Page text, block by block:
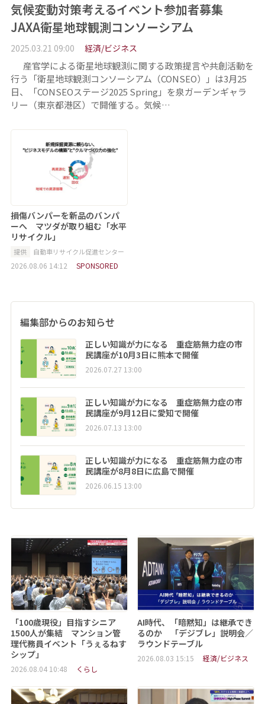
気候変動対策考えるイベント参加者募集
JAXA衛星地球観測コンソーシアム
2025.03.21 09:00 経済/ビジネス
産官学による衛星地球観測に関する政策提言や共創活動を
行う「衛星地球観測コンソーシアム（CONSEO）」は3月25
日、「CONSEOステージ2025 Spring」を泉ガーデンギャラ
リー（東京都港区）で開催する。気候…
損傷バンパーを新品のバンパ
ーへ マツダが取り組む「水平
リサイクル」
提供 自動車リサイクル促進センター
2026.08.06 14:12 SPONSORED
編集部からのお知らせ
正しい知識が力になる 重症筋無力症の市
民講座が10月3日に熊本で開催
2026.07.27 13:00
正しい知識が力になる 重症筋無力症の市
民講座が9月12日に愛知で開催
2026.07.13 13:00
正しい知識が力になる 重症筋無力症の市
民講座が8月8日に広島で開催
2026.06.15 13:00
「100歳現役」目指すシニア
1500人が集結 マンション管
理代務員イベント「うぇるねす
シップ」
2026.08.04 10:48 くらし
AI時代、「暗黙知」は継承でき
るのか 「デジブレ」説明会／
ラウンドテーブル
2026.08.03 15:15 経済/ビジネス